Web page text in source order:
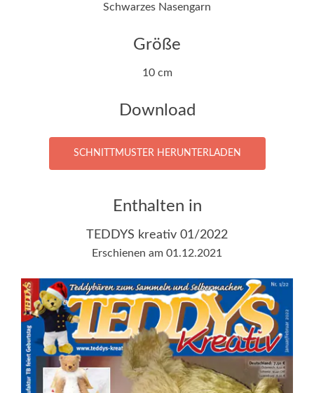
Schwarzes Nasengarn
Größe
10 cm
Download
SCHNITTMUSTER HERUNTERLADEN
Enthalten in
TEDDYS kreativ 01/2022
Erschienen am 01.12.2021